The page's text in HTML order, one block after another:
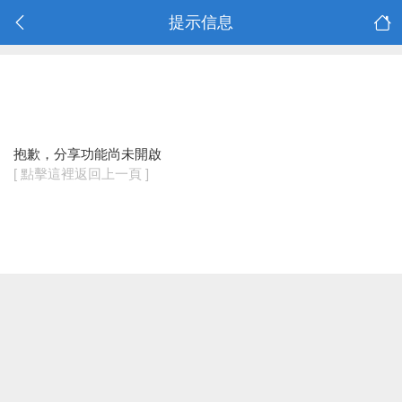
提示信息
抱歉，分享功能尚未開啟
[ 點擊這裡返回上一頁 ]